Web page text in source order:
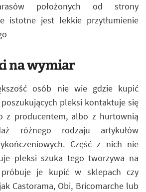
położonych od strony
istotne jest lekkie przytłumienie
na wymiar
osób nie wie gdzie kupić
poszukujących pleksi kontaktuje się
z producentem, albo z hurtownią
różnego rodzaju artykułów
Część z nich nie
pleksi szuka tego tworzywa na
je kupić w sklepach czy
Castorama, Obi, Bricomarche lub